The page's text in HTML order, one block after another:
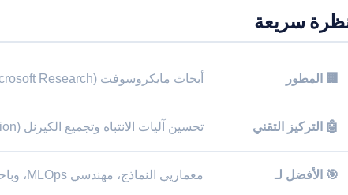
سريعة
🏢 المطور أبحاث مايكروسوفت (Microsoft Research)
🤖 التركيز التقني تحسين آليات الانتباه وتجميع الكيرنل (Kernel Compilation)
🎯 الأفضل لـ معماريي النماذج، مهندسي MLOps، وباحثي النماذج اللغوية الكبيرة (LLM)